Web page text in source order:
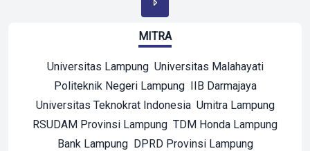
MITRA
Universitas Lampung Universitas Malahayati
Politeknik Negeri Lampung IIB Darmajaya
Universitas Teknokrat Indonesia Umitra Lampung
RSUDAM Provinsi Lampung TDM Honda Lampung
Bank Lampung DPRD Provinsi Lampung